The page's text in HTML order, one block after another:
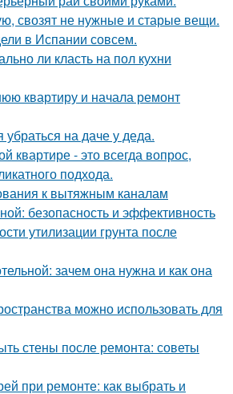
свозят не нужные и старые вещи.
в Испании совсем.
ли класть на пол кухни
квартиру и начала ремонт
убраться на даче у деда.
квартире - это всегда вопрос,
подхода.
к вытяжным каналам
безопасность и эффективность
утилизации грунта после
зачем она нужна и как она
можно использовать для
стены после ремонта: советы
при ремонте: как выбрать и